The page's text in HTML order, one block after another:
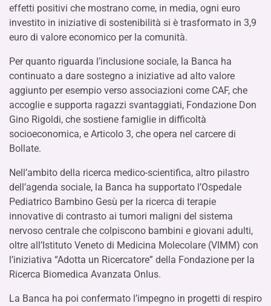
effetti positivi che mostrano come, in media, ogni euro
investito in iniziative di sostenibilità si è trasformato in 3,9
euro di valore economico per la comunità.
Per quanto riguarda l’inclusione sociale, la Banca ha
continuato a dare sostegno a iniziative ad alto valore
aggiunto per esempio verso associazioni come CAF, che
accoglie e supporta ragazzi svantaggiati, Fondazione Don
Gino Rigoldi, che sostiene famiglie in difficoltà
socioeconomica, e Articolo 3, che opera nel carcere di
Bollate.
Nell’ambito della ricerca medico-scientifica, altro pilastro
dell’agenda sociale, la Banca ha supportato l’Ospedale
Pediatrico Bambino Gesù per la ricerca di terapie
innovative di contrasto ai tumori maligni del sistema
nervoso centrale che colpiscono bambini e giovani adulti,
oltre all’Istituto Veneto di Medicina Molecolare (VIMM) con
l’iniziativa “Adotta un Ricercatore” della Fondazione per la
Ricerca Biomedica Avanzata Onlus.
La Banca ha poi confermato l’impegno in progetti di respiro